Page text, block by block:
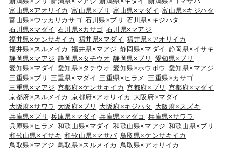
富山県×アオリイカ 富山県×ブリ 富山県×マダイ 富山県×キジハタ
富山県×ウッカリカサゴ 石川県×ブリ
石川県×キジハタ
石川県×マダイ 石川県×カサゴ 石川県×マアジ
福井県×ケンサキイカ 福井県×マダイ 福井県×アオリイカ
福井県×スルメイカ 福井県×マアジ 静岡県×マダイ 静岡県×イサキ
静岡県×マアジ 静岡県×タチウオ 静岡県×ブリ
愛知県×ブリ
愛知県×マダイ 愛知県×タチウオ 愛知県×ホウボウ 愛知県×マアジ
三重県×ブリ
三重県×マダイ 三重県×ヒラメ
三重県×カサゴ
三重県×マアジ 京都府×ケンサキイカ 京都府×ブリ
京都府×マダイ
京都府×スルメイカ 京都府×アオリイカ
大阪府×マダイ
大阪府×サワラ
大阪府×ブリ 大阪府×キジハタ
大阪府×スズキ
兵庫県×ブリ
兵庫県×マダイ 兵庫県×マダコ
兵庫県×サワラ
兵庫県×ヒラメ 和歌山県×マダイ 和歌山県×マアジ 和歌山県×ブリ
和歌山県×イサキ 和歌山県×マサバ 鳥取県×ケンサキイカ
鳥取県×マアジ 鳥取県×スルメイカ
鳥取県×アオリイカ